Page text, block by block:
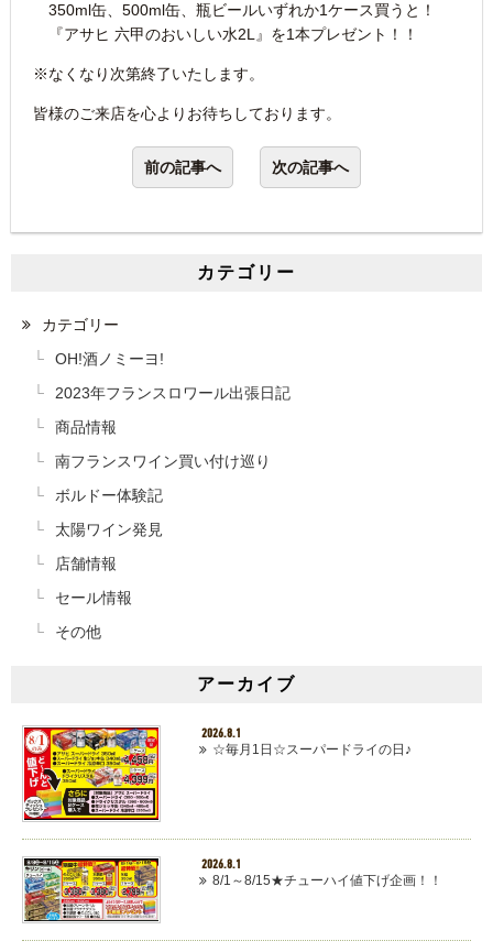
350ml缶、500ml缶、瓶ビールいずれか1ケース買うと！
『アサヒ 六甲のおいしい水2L』を1本プレゼント！！
※なくなり次第終了いたします。
皆様のご来店を心よりお待ちしております。
前の記事へ 次の記事へ
カテゴリー
カテゴリー
OH!酒ノミーヨ!
2023年フランスロワール出張日記
商品情報
南フランスワイン買い付け巡り
ボルドー体験記
太陽ワイン発見
店舗情報
セール情報
その他
アーカイブ
2026.8.1
☆毎月1日☆スーパードライの日♪
2026.8.1
8/1～8/15★チューハイ値下げ企画！！